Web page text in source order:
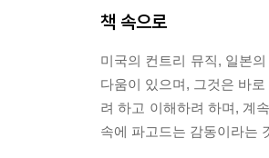
책 속으로
미국의 컨트리 뮤직, 일본
다움이 있으며, 그것은 바
려 하고 이해하려 하며, 계
속에 파고드는 감동이라는